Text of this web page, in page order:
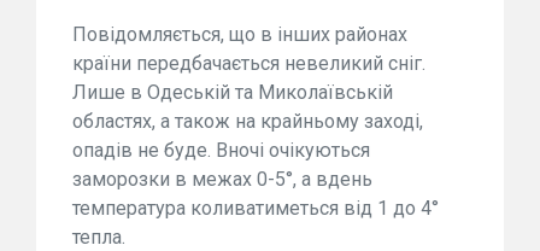
Повідомляється, що в інших районах
країни передбачається невеликий сніг.
Лише в Одеській та Миколаївській
областях, а також на крайньому заході,
опадів не буде. Вночі очікуються
заморозки в межах 0-5°, а вдень
температура коливатиметься від 1 до 4°
тепла.